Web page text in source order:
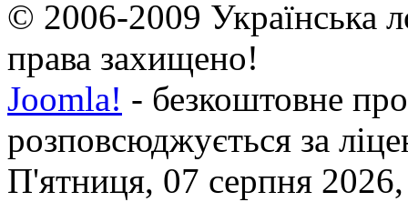
© 2006-2009 Українська
права захищено!
Joomla! - безкоштовне
розповсюджується за
П'ятниця, 07 серпня